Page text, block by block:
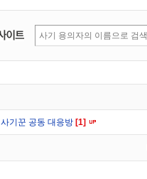
기꾼 공동 대응방 [1]